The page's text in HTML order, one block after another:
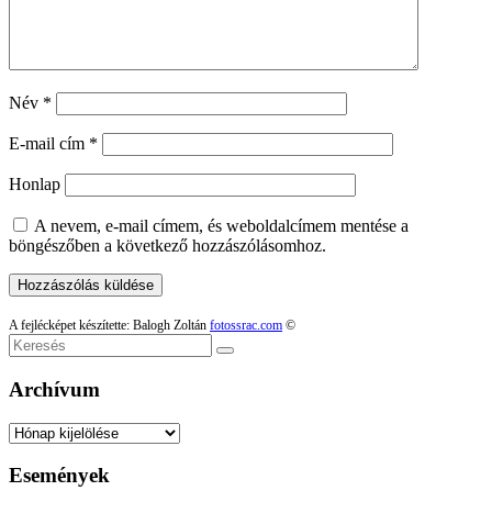
Név *
E-mail cím *
Honlap
A nevem, e-mail címem, és weboldalcímem mentése a
böngészőben a következő hozzászólásomhoz.
A fejlécképet készítette: Balogh Zoltán fotossrac.com ©
Keresés
Archívum
Archívum
Események